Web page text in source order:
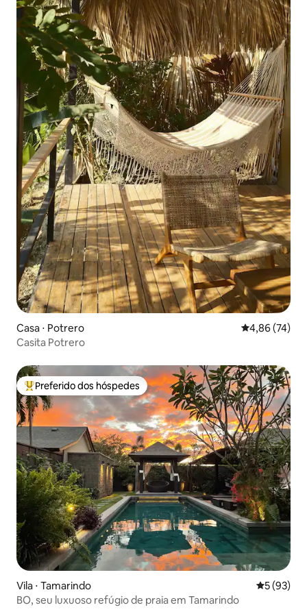
Casa ⋅ Potrero 4,86 de uma
4,86 (74)
Casita Potrero
Entre os melhores preferidos dos hóspedes
Preferido dos hóspedes
Vila ⋅ Tamarindo 5 de uma
5 (93)
BO, seu luxuoso refúgio de praia em Tamarindo